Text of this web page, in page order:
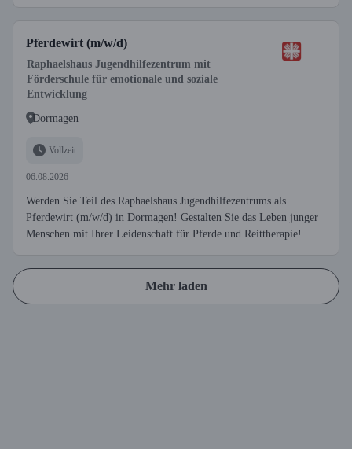
Pferdewirt (m/w/d)
Raphaelshaus Jugendhilfezentrum mit
Förderschule für emotionale und soziale
Entwicklung
Dormagen
Vollzeit
06.08.2026
Werden Sie Teil des Raphaelshaus Jugendhilfezentrums als
Pferdewirt (m/w/d) in Dormagen! Gestalten Sie das Leben junger
Menschen mit Ihrer Leidenschaft für Pferde und Reittherapie!
Mehr laden